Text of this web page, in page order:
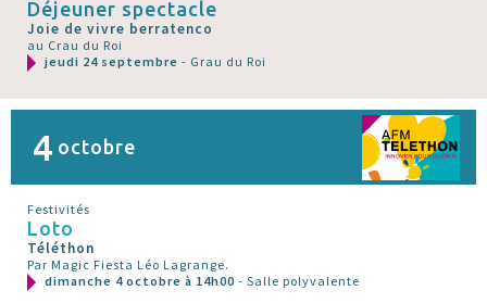
Déjeuner spectacle
Joie de vivre berratenco
au Crau du Roi
jeudi 24 septembre - Grau du Roi
4 octobre
Festivités
Loto
Téléthon
Par Magic Fiesta Léo Lagrange.
dimanche 4 octobre à 14h00 - Salle polyvalente